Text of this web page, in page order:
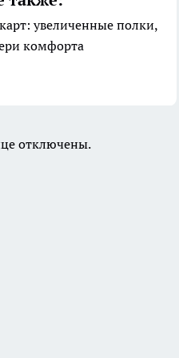
увеличенные полки,
комфорта
отключены.